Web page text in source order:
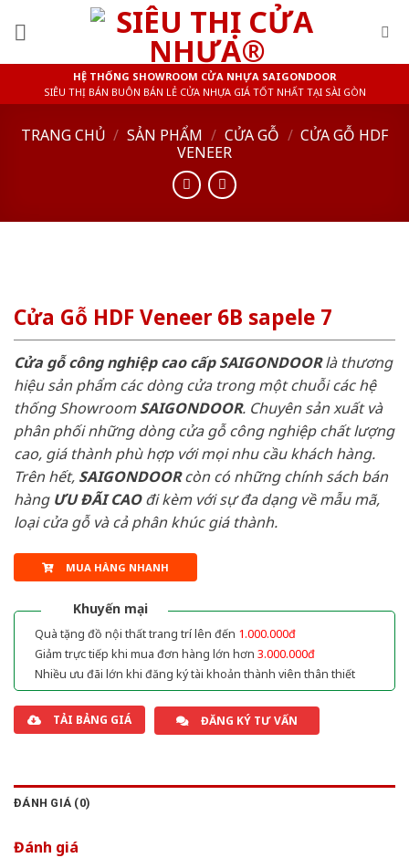
HỆ THỐNG SHOWROOM CỬA NHỰA SAIGONDOOR
SIÊU THỊ BÁN BUÔN BÁN LẺ CỬA NHỰA GIÁ TỐT NHẤT TẠI SÀI GÒN
TRANG CHỦ / SẢN PHẨM / CỬA GỖ / CỬA GỖ HDF
VENEER
Cửa Gỗ HDF Veneer 6B sapele 7
Cửa gỗ công nghiệp cao cấp SAIGONDOORlà thương
hiệu sản phẩm các dòng cửa trong một chuỗi các hệ
thống ShowroomSAIGONDOOR. Chuyên sản xuất và
phân phối những dòng cửa gỗ công nghiệp chất lượng
cao, giá thành phù hợp với mọi nhu cầu khách hàng.
Trên hết, SAIGONDOORcòn có những chính sách bán
hàng ƯU ĐÃI CAOđi kèm với sự đa dạng về mẫu mã,
loại cửa gỗ và cả phân khúc giá thành.
MUA HÀNG NHANH
Khuyến mại
Quà tặng đồ nội thất trang trí lên đến 1.000.000đ
Giảm trực tiếp khi mua đơn hàng lớn hơn 3.000.000đ
Nhiều ưu đãi lớn khi đăng ký tài khoản thành viên thân thiết
TẢI BẢNG GIÁ ĐĂNG KÝ TƯ VẤN
ĐÁNH GIÁ (0)
Đánh giá